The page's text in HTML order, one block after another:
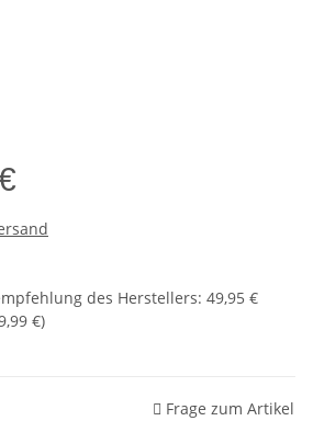
des Herstellers: 49,95 €
€)
Frage zum Artikel